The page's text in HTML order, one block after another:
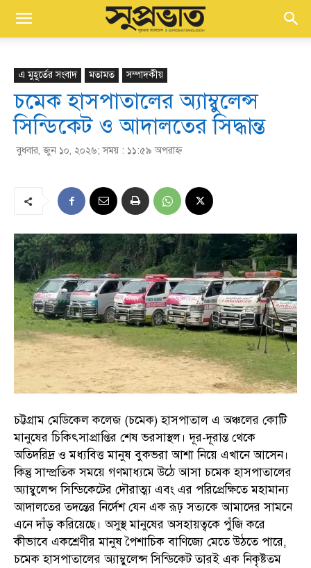
এ মুহূর্তের সংবাদ মতামত সম্পাদকীয়
চমেক হাসপাতালের অ্যাম্বুলেন্স
সিন্ডিকেট ও আদালতের সিদ্ধান্ত
বুধবার, জুন ১০, ২০২৬; সময় : ১১:৫৯ অপরাহ্ণ
চট্টগ্রাম মেডিকেল কলেজ (চমেক) হাসপাতাল এ অঞ্চলের কোটি
মানুষের চিকিৎসাপ্রাপ্তির শেষ ভরসাস্থল। দূর-দূরান্ত থেকে
অতিদরিদ্র ও মধ্যবিত্ত মানুষ বুকভরা আশা নিয়ে এখানে আসেন।
কিন্তু সাম্প্রতিক সময়ে গণমাধ্যমে উঠে আসা চমেক হাসপাতালের
অ্যাম্বুলেন্স সিন্ডিকেটের দৌরাত্ম্য এবং এর পরিপ্রেক্ষিতে মহামান্য
আদালতের তদন্তের নির্দেশ যেন এক রূঢ় সত্যকে আমাদের সামনে
এনে দাঁড় করিয়েছে। অসুস্থ মানুষের অসহায়ত্বকে পুঁজি করে
কীভাবে একশ্রেণীর মানুষ পৈশাচিক বাণিজ্যে মেতে উঠতে পারে,
চমেক হাসপাতালের অ্যাম্বুলেন্স সিন্ডিকেট তারই এক নিকৃষ্টতম